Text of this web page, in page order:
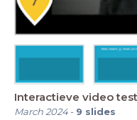
Interactieve video test
March 2024- 9 slides